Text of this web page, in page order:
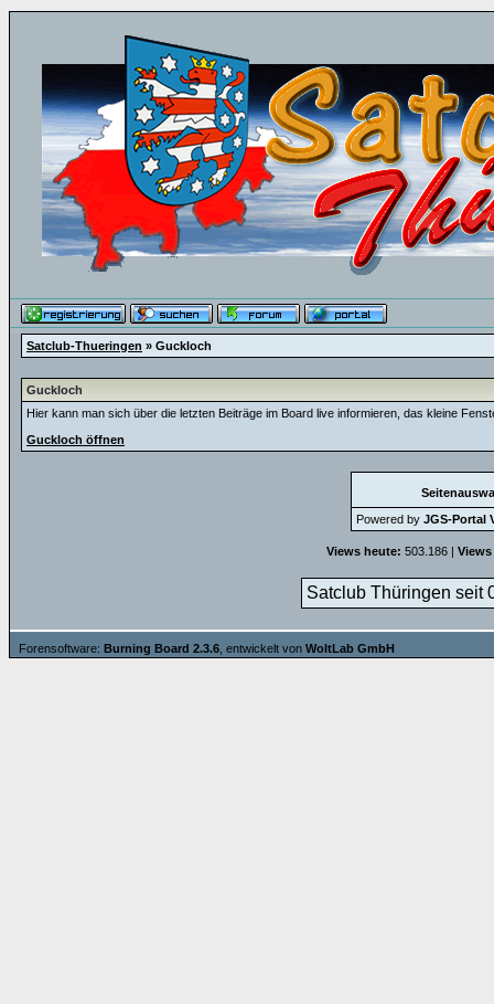
Satclub-Thueringen » Guckloch
Guckloch
Hier kann man sich über die letzten Beiträge im Board live informieren, das kleine
Guckloch öffnen
Powered by JGS-Portal
Views heute: 503.186 |
Satclub Thüringen seit
Forensoftware: Burning Board 2.3.6 , entwickelt von WoltLab GmbH